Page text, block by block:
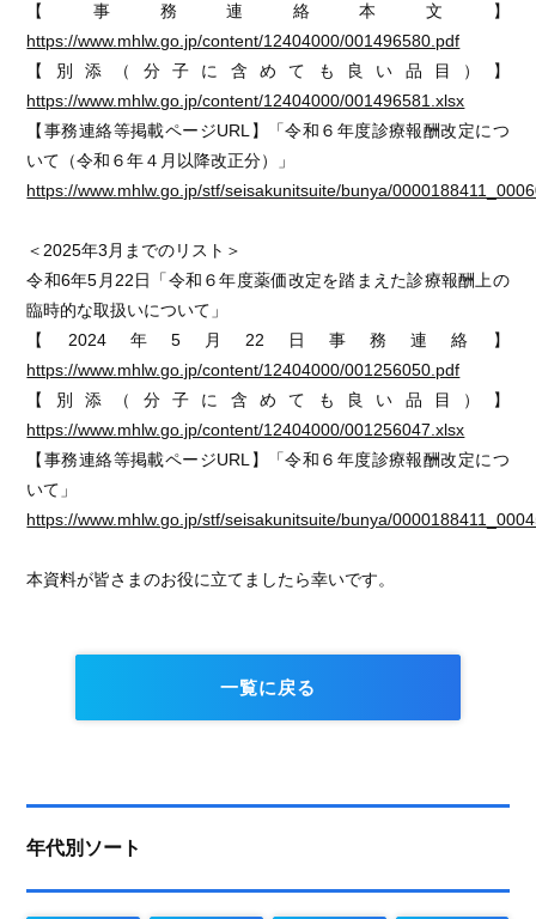
【事務連絡本文】
https://www.mhlw.go.jp/content/12404000/001496580.pdf
【別添（分子に含めても良い品目）】
https://www.mhlw.go.jp/content/12404000/001496581.xlsx
【事務連絡等掲載ページURL】「令和６年度診療報酬改定につ
いて（令和６年４月以降改正分）」
https://www.mhlw.go.jp/stf/seisakunitsuite/bunya/
＜2025年3月までのリスト＞
令和6年5月22日「令和６年度薬価改定を踏まえた診療報酬上の
臨時的な取扱いについて」
【2024年5月22日事務連絡】
https://www.mhlw.go.jp/content/12404000/001256050.pdf
【別添（分子に含めても良い品目）】
https://www.mhlw.go.jp/content/12404000/001256047.xlsx
【事務連絡等掲載ページURL】「令和６年度診療報酬改定につ
いて」
https://www.mhlw.go.jp/stf/seisakunitsuite/bunya/
本資料が皆さまのお役に立てましたら幸いです。
一覧に戻る
年代別ソート